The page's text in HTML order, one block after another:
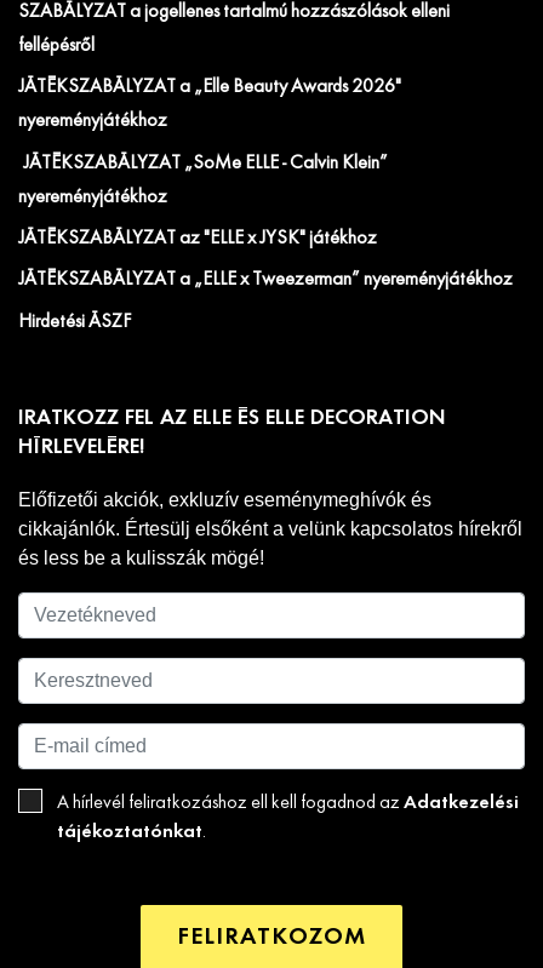
SZABÁLYZAT a jogellenes tartalmú hozzászólások elleni
fellépésről
JÁTÉKSZABÁLYZAT a „Elle Beauty Awards 2026"
nyereményjátékhoz
JÁTÉKSZABÁLYZAT „SoMe ELLE - Calvin Klein”
nyereményjátékhoz
JÁTÉKSZABÁLYZAT az "ELLE x JYSK" játékhoz
JÁTÉKSZABÁLYZAT a „ELLE x Tweezerman” nyereményjátékhoz
Hirdetési ÁSZF
IRATKOZZ FEL AZ ELLE ÉS ELLE DECORATION
HÍRLEVELÉRE!
Előfizetői akciók, exkluzív eseménymeghívók és
cikkajánlók. Értesülj elsőként a velünk kapcsolatos hírekről
és less be a kulisszák mögé!
A hírlevél feliratkozáshoz ell kell fogadnod az Adatkezelési
tájékoztatónkat.
FELIRATKOZOM